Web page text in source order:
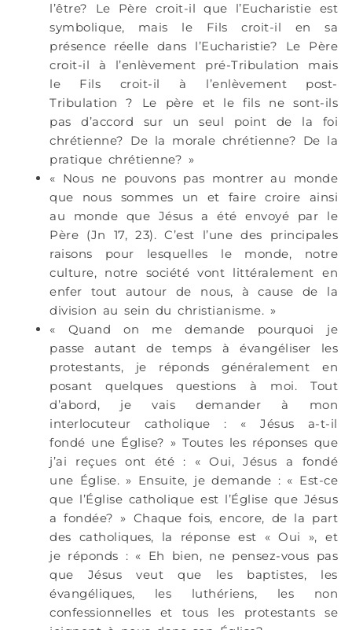
l’être? Le Père croit-il que l’Eucharistie est
symbolique, mais le Fils croit-il en sa
présence réelle dans l’Eucharistie? Le Père
croit-il à l’enlèvement pré-Tribulation mais
le Fils croit-il à l’enlèvement post-
Tribulation ? Le père et le fils ne sont-ils
pas d’accord sur un seul point de la foi
chrétienne? De la morale chrétienne? De la
pratique chrétienne? »
« Nous ne pouvons pas montrer au monde
que nous sommes un et faire croire ainsi
au monde que Jésus a été envoyé par le
Père (Jn 17, 23). C’est l’une des principales
raisons pour lesquelles le monde, notre
culture, notre société vont littéralement en
enfer tout autour de nous, à cause de la
division au sein du christianisme. »
« Quand on me demande pourquoi je
passe autant de temps à évangéliser les
protestants, je réponds généralement en
posant quelques questions à moi. Tout
d’abord, je vais demander à mon
interlocuteur catholique : « Jésus a-t-il
fondé une Église? » Toutes les réponses que
j’ai reçues ont été : « Oui, Jésus a fondé
une Église. » Ensuite, je demande : « Est-ce
que l’Église catholique est l’Église que Jésus
a fondée? » Chaque fois, encore, de la part
des catholiques, la réponse est « Oui », et
je réponds : « Eh bien, ne pensez-vous pas
que Jésus veut que les baptistes, les
évangéliques, les luthériens, les non
confessionnelles et tous les protestants se